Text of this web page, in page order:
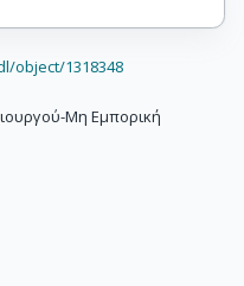
object/1318348
Μη Εμπορική